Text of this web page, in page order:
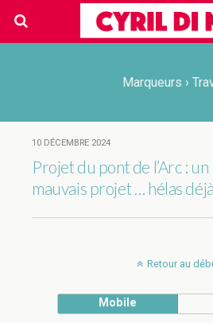
Marqueurs ›
10 DÉCEMBRE 2024
Projet du pont de l’Arc : un
mauvais projet … hélas
Retour au
Mobile